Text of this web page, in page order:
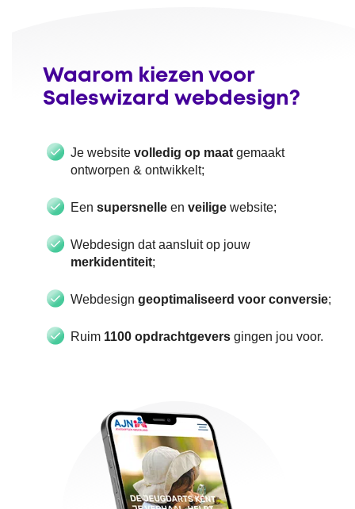
Waarom kiezen voor
Saleswizard webdesign?
Je website volledig op maat gemaakt
ontworpen & ontwikkelt;
Een supersnelle en veilige website;
Webdesign dat aansluit op jouw
merkidentiteit;
Webdesign geoptimaliseerd voor conversie;
Ruim 1100 opdrachtgevers gingen jou voor.